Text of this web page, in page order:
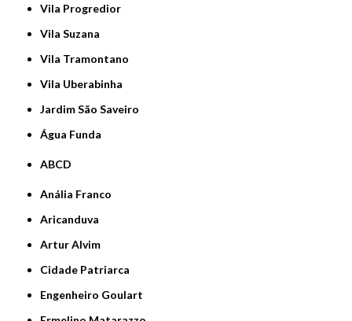
Vila Progredior
Vila Suzana
Vila Tramontano
Vila Uberabinha
jardim São Saveiro
Água Funda
ABCD
Anália Franco
Aricanduva
Artur Alvim
Cidade Patriarca
Engenheiro Goulart